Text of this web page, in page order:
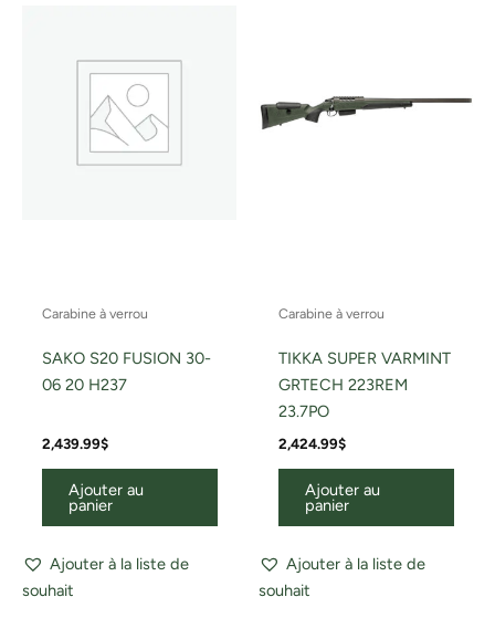
Carabine à verrou
SAKO S20 FUSION 30-
06 20 H237
2,439.99$
Ajouter au
panier
Ajouter à la liste de
souhait
Carabine à verrou
TIKKA SUPER VARMINT
GRTECH 223REM
23.7PO
2,424.99$
Ajouter au
panier
Ajouter à la liste de
souhait